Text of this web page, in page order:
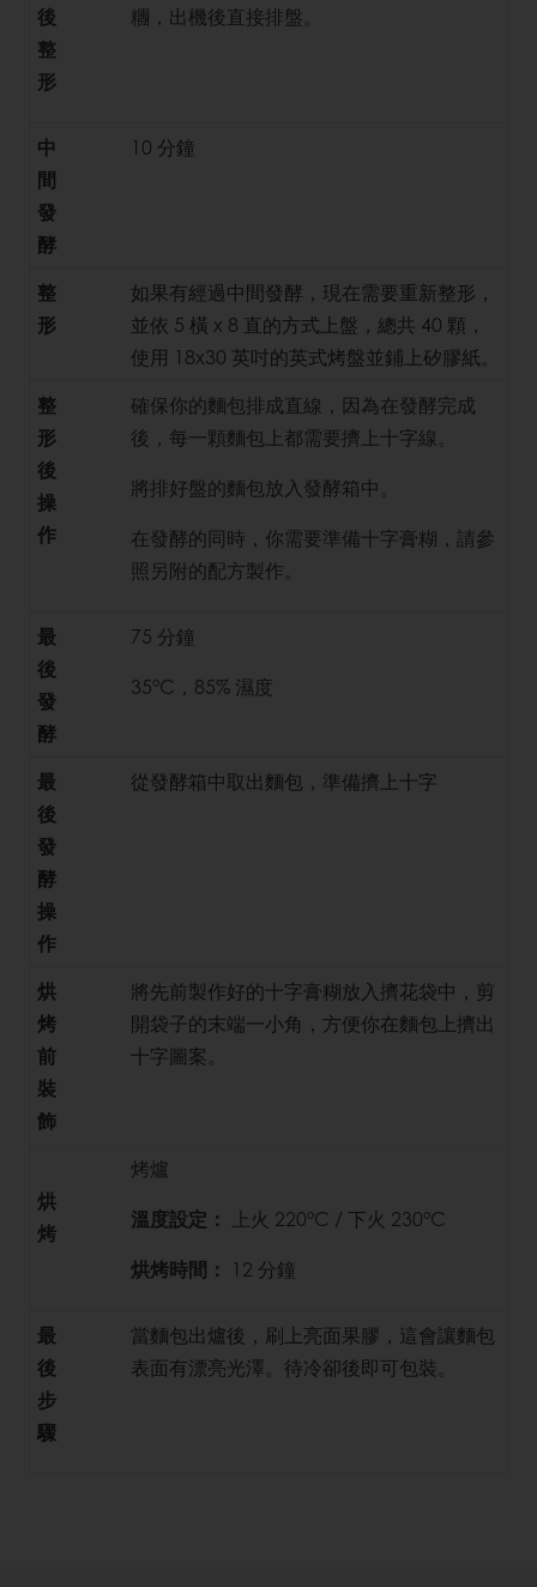
後
整
形
糰，出機後直接排盤。
中
間
發
酵
10 分鐘
整
形
如果有經過中間發酵，現在需要重新整形，
並依 5 橫 x 8 直的方式上盤，總共 40 顆，
使用 18x30 英吋的英式烤盤並鋪上矽膠紙。
整
形
後
操
作
確保你的麵包排成直線，因為在發酵完成
後，每一顆麵包上都需要擠上十字線。
將排好盤的麵包放入發酵箱中。
在發酵的同時，你需要準備十字膏糊，請參
照另附的配方製作。
最
後
發
酵
75 分鐘
35°C，85% 濕度
最
後
發
酵
操
作
從發酵箱中取出麵包，準備擠上十字
烘
烤
前
裝
飾
將先前製作好的十字膏糊放入擠花袋中，剪
開袋子的末端一小角，方便你在麵包上擠出
十字圖案。
烘
烤
烤爐
溫度設定：
上火 220°C / 下火 230°C
烘烤時間：
12 分鐘
最
後
步
驟
當麵包出爐後，刷上亮面果膠，這會讓麵包
表面有漂亮光澤。待冷卻後即可包裝。